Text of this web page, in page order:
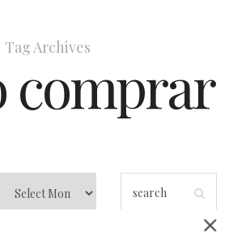
Tag Archives
comprar